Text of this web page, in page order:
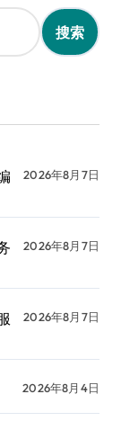
2026年8月7日
2026年8月7日
2026年8月7日
2026年8月4日